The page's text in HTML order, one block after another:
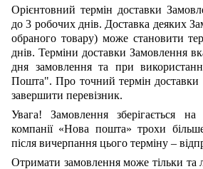
Орієнтовний термін доставки
до 3 робочих днів. Доставка деяких
обраного товару) може становити
днів. Терміни доставки Замовлення
дня замовлення та при
Пошта". Про точний термін
завершити перевізник.
Увага! Замовлення зберігається на
компанії «Нова пошта»трохи
після вичерпання цього терміну –
Отримати замовлення може тільки та